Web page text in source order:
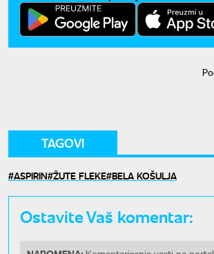
TAGOVI
ASPIRIN ŽUTE FLEKE BELA KOŠULJA
Ostavite Vaš komentar: